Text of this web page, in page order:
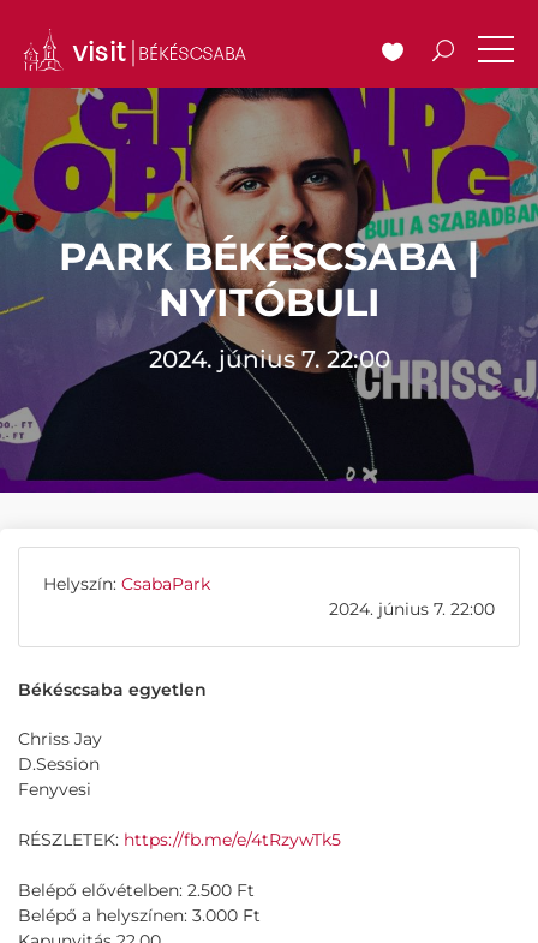
PARK BÉKÉSCSABA |
NYITÓBULI
2024. június 7. 22:00
Helyszín: CsabaPark
2024. június 7. 22:00
Békéscsaba egyetlen
Chriss Jay
D.Session
Fenyvesi
RÉSZLETEK: https://fb.me/e/4tRzywTk5
Belépő elővételben: 2.500 Ft
Belépő a helyszínen: 3.000 Ft